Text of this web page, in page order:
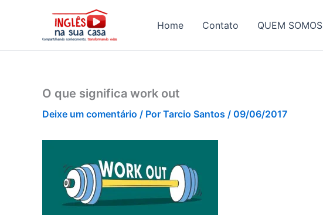
conteúdo
Home Contato QUEM SOMOS
O que significa work out
Deixe um comentário / Por Tarcio Santos / 09/06/2017